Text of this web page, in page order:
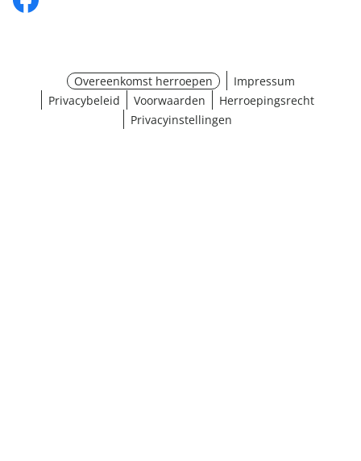
Overeenkomst herroepen
Impressum
Privacybeleid
Voorwaarden
Herroepingsrecht
Privacyinstellingen